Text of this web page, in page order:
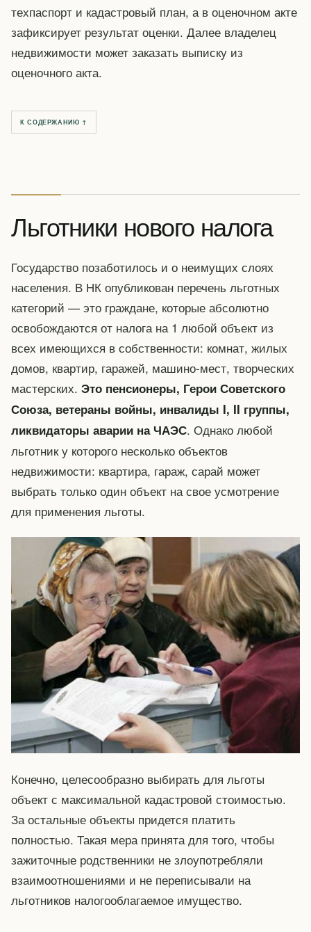
техпаспорт и кадастровый план, а в оценочном акте
зафиксирует результат оценки. Далее владелец
недвижимости может заказать выписку из
оценочного акта.
К СОДЕРЖАНИЮ ↑
Льготники нового налога
Государство позаботилось и о неимущих слоях
населения. В НК опубликован перечень льготных
категорий — это граждане, которые абсолютно
освобождаются от налога на 1 любой объект из
всех имеющихся в собственности: комнат, жилых
домов, квартир, гаражей, машино-мест, творческих
мастерских. Это пенсионеры, Герои Советского
Союза, ветераны войны, инвалиды I, II группы,
ликвидаторы аварии на ЧАЭС. Однако любой
льготник у которого несколько объектов
недвижимости: квартира, гараж, сарай может
выбрать только один объект на свое усмотрение
для применения льготы.
Конечно, целесообразно выбирать для льготы
объект с максимальной кадастровой стоимостью.
За остальные объекты придется платить
полностью. Такая мера принята для того, чтобы
зажиточные родственники не злоупотребляли
взаимоотношениями и не переписывали на
льготников налогооблагаемое имущество.